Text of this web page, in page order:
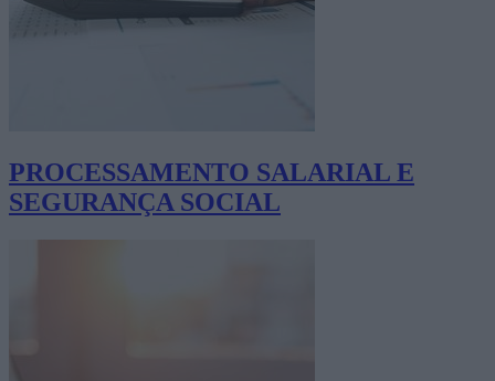
PROCESSAMENTO SALARIAL E
SEGURANÇA SOCIAL